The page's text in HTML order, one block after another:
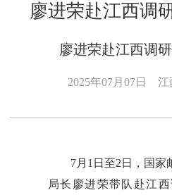
廖进荣赴江西调
廖进荣赴江西调
2025年07月07日 江
7月1日至2日，国家
局长廖进荣带队赴江